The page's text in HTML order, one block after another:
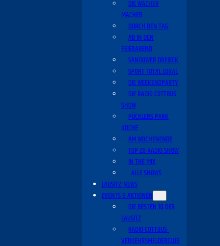
DIE WACHER
MACHER
DURCH DEN TAG
AB IN DEN
FEIERABEND
SANDOWER DREIECK
SPORT TOTAL LOKAL
DIE WEEKENDPARTY
DIE RADIO COTTBUS
SHOW
PÜCKLERS PARK
KÜCHE
AM WOCHENENDE
TOP 20 RADIO SHOW
IN THE MIX
ALLE SHOWS
LAUSITZ-NEWS
EVENTS & AKTIONEN
DIE BESTEN 10 DER
LAUSITZ
RADIO COTTBUS-
VERKEHRSMELDERCLUB